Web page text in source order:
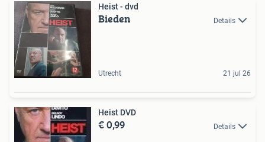
Heist - dvd
Bieden Details
Utrecht 21 jul 26
Heist DVD
€ 0,99 Details